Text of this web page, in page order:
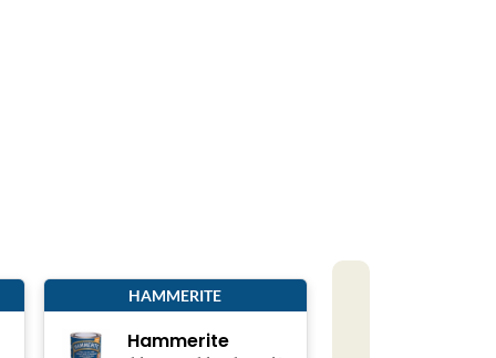
HAMMERITE
Hammerite